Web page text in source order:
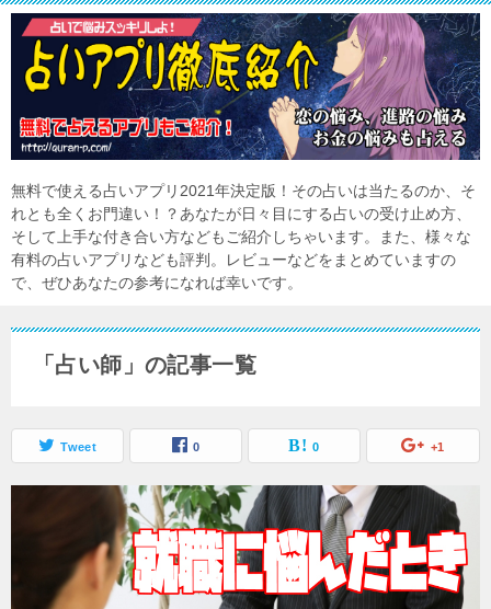
無料で使える占いアプリ2021年決定版！その占いは当たるのか、そ
れとも全くお門違い！？あなたが日々目にする占いの受け止め方、
そして上手な付き合い方などもご紹介しちゃいます。また、様々な
有料の占いアプリなども評判。レビューなどをまとめていますの
で、ぜひあなたの参考になれば幸いです。
「占い師」の記事一覧
Tweet 0 0 +1